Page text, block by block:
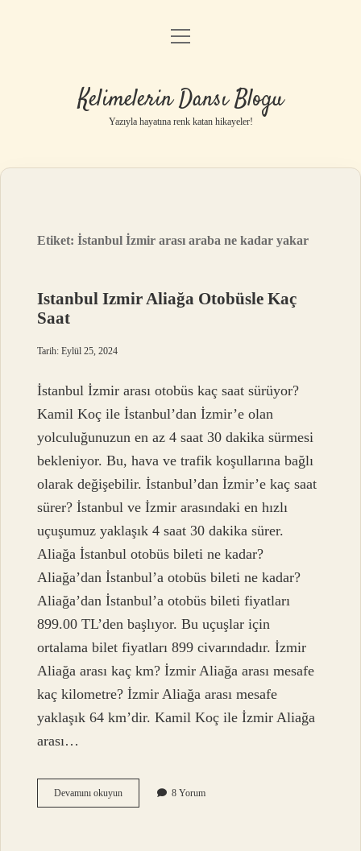
Anasayfa
Yasal Uyarı
menüyü
Kelimelerin Dansı Blogu
Yazıyla hayatına renk katan hikayeler!
Etiket:İstanbul İzmir arası araba ne kadar yakar
Istanbul Izmir Aliağa Otobüsle Kaç
Saat
Tarih: Eylül 25, 2024
İstanbul İzmir arası otobüs kaç saat sürüyor?
Kamil Koç ile İstanbul’dan İzmir’e olan
yolculuğunuzun en az 4 saat 30 dakika sürmesi
bekleniyor. Bu, hava ve trafik koşullarına bağlı
olarak değişebilir. İstanbul’dan İzmir’e kaç saat
sürer? İstanbul ve İzmir arasındaki en hızlı
uçuşumuz yaklaşık 4 saat 30 dakika sürer.
Aliağa İstanbul otobüs bileti ne kadar?
Aliağa’dan İstanbul’a otobüs bileti ne kadar?
Aliağa’dan İstanbul’a otobüs bileti fiyatları
899.00 TL’den başlıyor. Bu uçuşlar için
ortalama bilet fiyatları 899 civarındadır. İzmir
Aliağa arası kaç km? İzmir Aliağa arası mesafe
kaç kilometre? İzmir Aliağa arası mesafe
yaklaşık 64 km’dir. Kamil Koç ile İzmir Aliağa
arası…
Devamını okuyunIstanbul
Izmir
8 Yorum